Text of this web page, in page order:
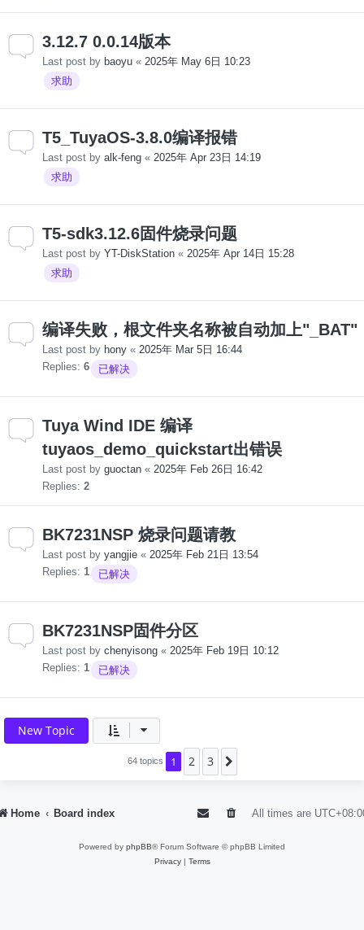
3.12.7 0.0.14版本
Last post by baoyu « 2025年 May 6日 10:23
求助
T5_TuyaOS-3.8.0编译报错
Last post by alk-feng « 2025年 Apr 23日 14:19
求助
T5-sdk3.12.6固件烧录问题
Last post by YT-DiskStation « 2025年 Apr 14日 15:28
求助
编译失败，根文件夹名称被自动加上"_BAT"
Last post by hony « 2025年 Mar 5日 16:44
Replies: 6 已解决
Tuya Wind IDE 编译
tuyaos_demo_quickstart出错误
Last post by guoctan « 2025年 Feb 26日 16:42
Replies: 2
BK7231NSP 烧录问题请教
Last post by yangjie « 2025年 Feb 21日 13:54
Replies: 1 已解决
BK7231NSP固件分区
Last post by chenyisong « 2025年 Feb 19日 10:12
Replies: 1 已解决
New Topic
64 topics 1 2 3
Home Board index All times are
Powered by phpBB® Forum Software © phpBB Limited
Privacy| Terms